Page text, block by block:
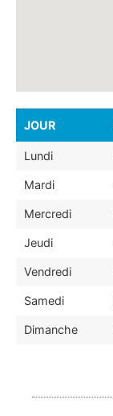
JOUR
Lundi
Mardi
Mercredi
Jeudi
Vendredi
Samedi
Dimanche